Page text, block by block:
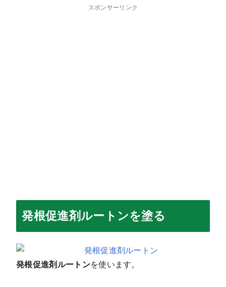
スポンサーリンク
発根促進剤ルートンを塗る
発根促進剤ルートンを使います。